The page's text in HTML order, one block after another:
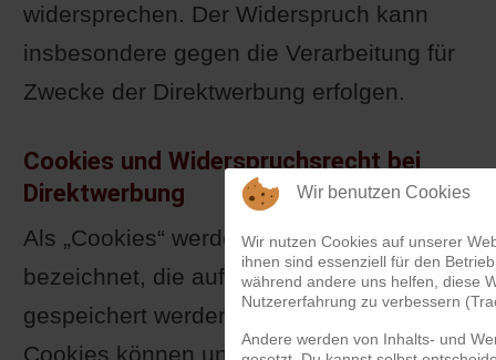
widersprechen. Der Widerspruch kann
insbesondere gegen die Verarbeitung für
Zwecke der Direktwerbung erfolgen.
Cookies und Widerspruchsrecht bei
Direktwerbung
Als „Cookies“ werden kleine Dateien
bezeichnet, die auf Rechnern der Nutzer
gespeichert werden. Innerhalb der
Cookies können unterschiedliche
Wir benutzen Cookies
Wir nutzen Cookies auf unserer
ihnen sind essenziell für den
während andere uns helfen, diese
Nutzererfahrung zu verbessern
Andere werden von Inhalts- und